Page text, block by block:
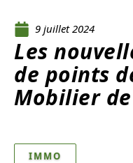
9 juillet 2024
Les
de points
Mobilier
IMMO